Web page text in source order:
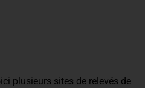
plusieurs sites de relevés de